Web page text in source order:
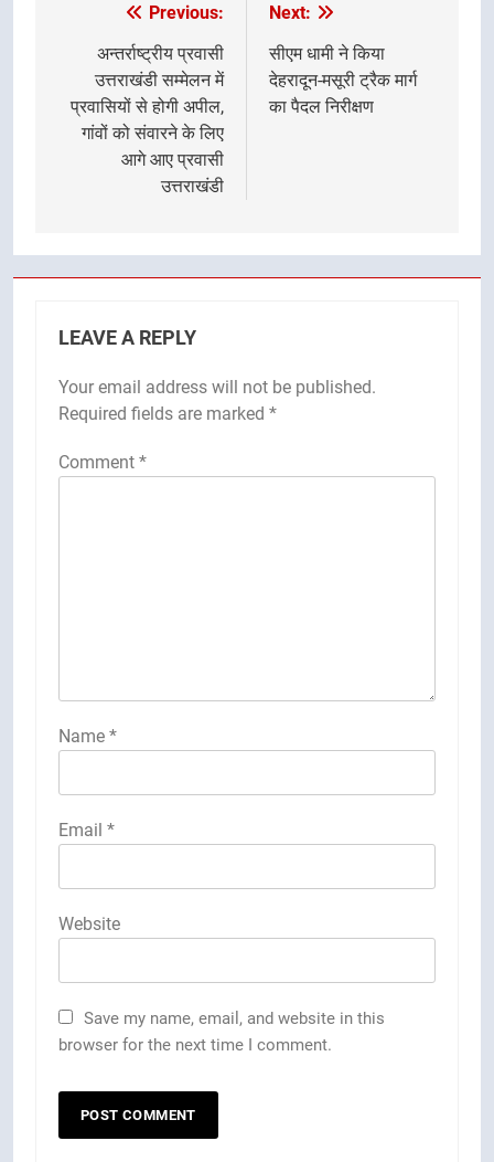
navigation
Previous:
अन्तर्राष्ट्रीय प्रवासी
उत्तराखंडी सम्मेलन में
प्रवासियों से होगी अपील,
गांवों को संवारने के लिए
आगे आए प्रवासी
उत्तराखंडी
Next:
सीएम धामी ने किया
देहरादून-मसूरी ट्रैक मार्ग
का पैदल निरीक्षण
LEAVE A REPLY
Your email address will not be published.
Required fields are marked *
Comment *
Name *
Email *
Website
Save my name, email, and website in this
browser for the next time I comment.